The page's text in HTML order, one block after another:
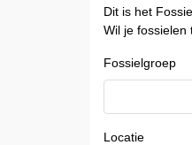
Dit is het
Wil je fossielen
Fossielgroep
Locatie